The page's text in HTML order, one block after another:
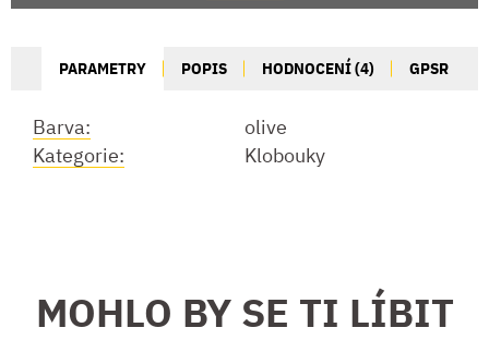
PARAMETRY POPIS HODNOCENÍ (4) GPSR
Barva:
olive
Kategorie:
Klobouky
MOHLO BY SE TI LÍBIT